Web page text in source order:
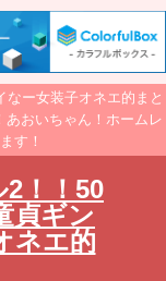
なー女装子オネエ的まと
あおいちゃん！ホームレ
す！
！！50
貞ギン
ネエ的